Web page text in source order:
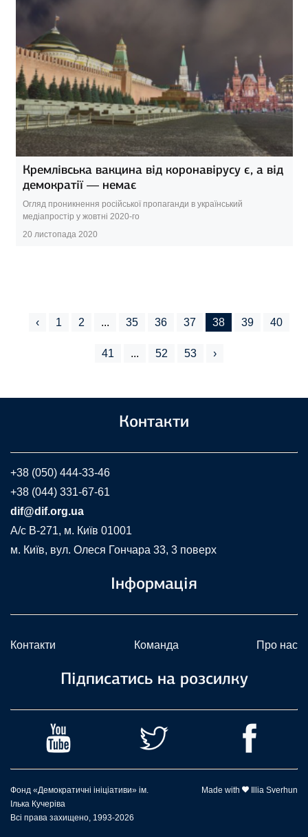
Кремлівська вакцина від коронавірусу є, а від
демократії — немає
Огляд проникнення російської пропаганди в український
медіапростір у жовтні 2020-го
20 листопада 2020
‹ 1 2 ... 35 36 37 38 39 40
41 ... 52 53 ›
Контакти
+38 (050) 444-33-46
+38 (044) 331-67-61
dif@dif.org.ua
A/c В-271, м. Київ 01001
м. Київ, вул. Олеся Гончара 33, 3 поверх
Інформація
Контакти Команда Про нас
Підписатись на розсилку
Фонд «Демократичні ініціативи» ім.
Ілька Кучеріва
Всі права захищено, 1993-2026
Made with Illia Sverhun